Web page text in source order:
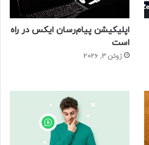
اپلیکیشن پیام‌رسان ایکس در راه
است
ژوئن 3, 2026